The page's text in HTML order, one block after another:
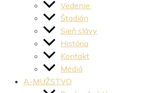
Vedenie
Štadión
Sieň slávy
História
Kontakt
Médiá
A-MUŽSTVO